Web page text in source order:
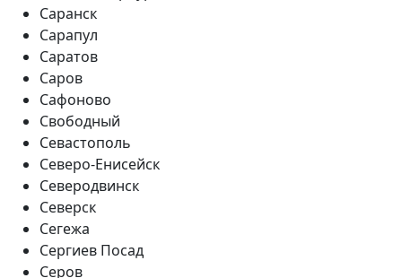
Саранск
Сарапул
Саратов
Саров
Сафоново
Свободный
Севастополь
Северо-Енисейск
Северодвинск
Северск
Сегежа
Сергиев Посад
Серов